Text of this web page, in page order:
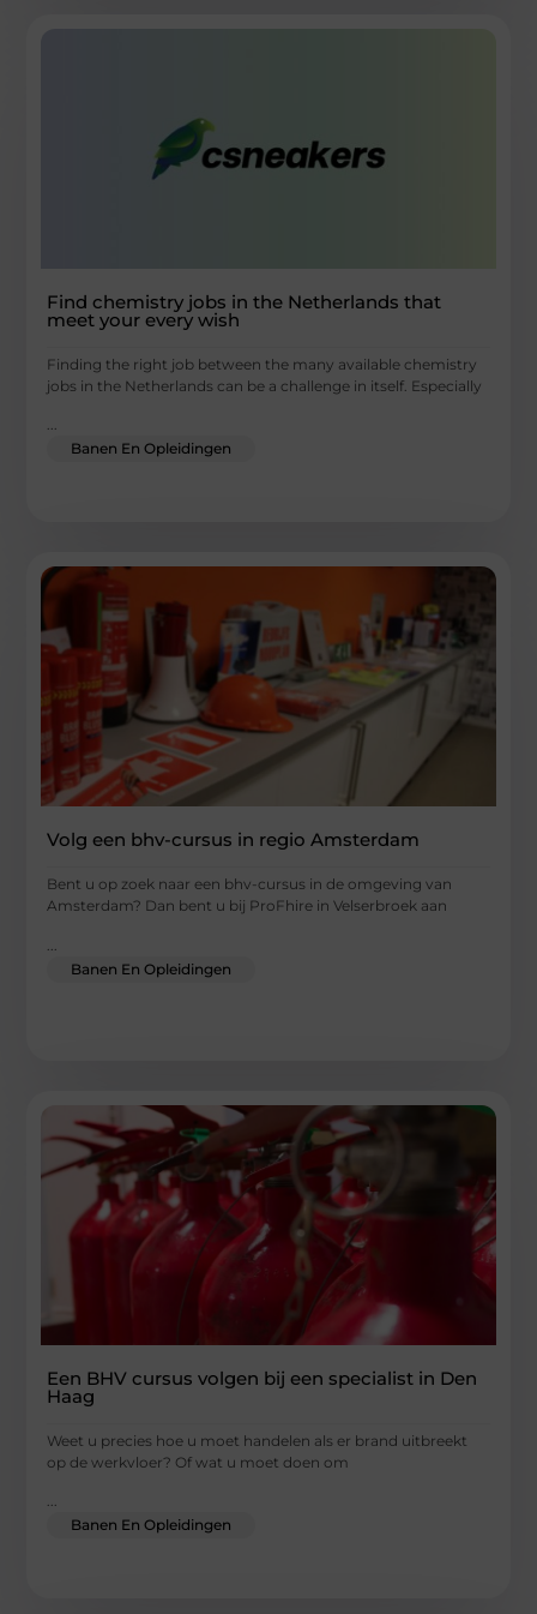
Find chemistry jobs in the Netherlands that
meet your every wish
Finding the right job between the many available chemistry
jobs in the Netherlands can be a challenge in itself. Especially
...
Banen En Opleidingen
Volg een bhv-cursus in regio Amsterdam
Bent u op zoek naar een bhv-cursus in de omgeving van
Amsterdam? Dan bent u bij ProFhire in Velserbroek aan
Banen En Opleidingen
Een BHV cursus volgen bij een specialist in Den
Haag
Weet u precies hoe u moet handelen als er brand uitbreekt
op de werkvloer? Of wat u moet doen om
...
Banen En Opleidingen